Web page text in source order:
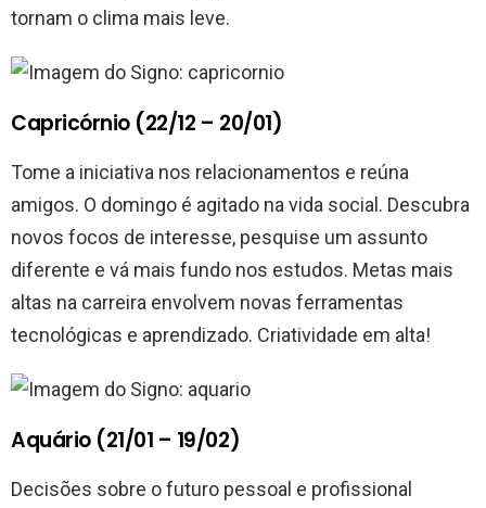
tornam o clima mais leve.
Capricórnio (22/12 – 20/01)
Tome a iniciativa nos relacionamentos e reúna
amigos. O domingo é agitado na vida social. Descubra
novos focos de interesse, pesquise um assunto
diferente e vá mais fundo nos estudos. Metas mais
altas na carreira envolvem novas ferramentas
tecnológicas e aprendizado. Criatividade em alta!
Aquário (21/01 – 19/02)
Decisões sobre o futuro pessoal e profissional